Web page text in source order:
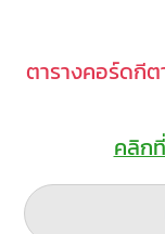
ตารางคอร์ดกี
คลิก